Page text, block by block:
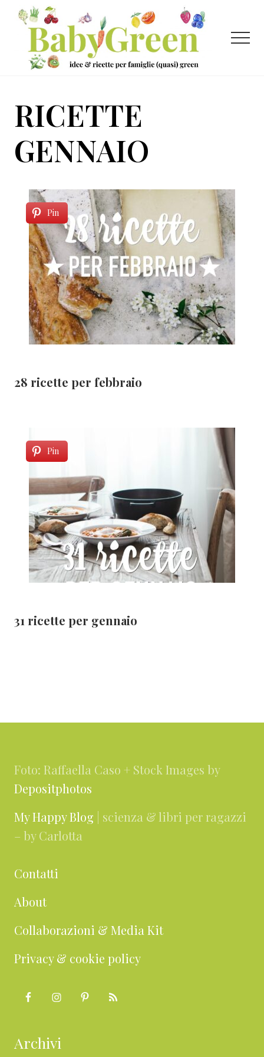
Menu
Passa
contenuto
principale
Passa
ricette
per
famiglie
green
Menu
RICETTE
GENNAIO
Pin
28 ricette per febbraio
Pin
31 ricette per gennaio
Foto: Raffaella Caso + Stock Images by
Depositphotos
My Happy Blog | scienza & libri per ragazzi
– by Carlotta
Contatti
About
Collaborazioni & Media Kit
Privacy & cookie policy
Archivi